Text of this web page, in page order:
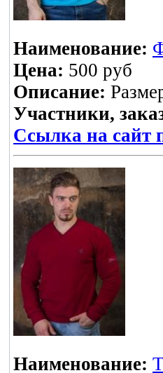
Наименование:
Цена: 500 руб
Описание:
Участники,
Ссылка на сайт
Наименование: